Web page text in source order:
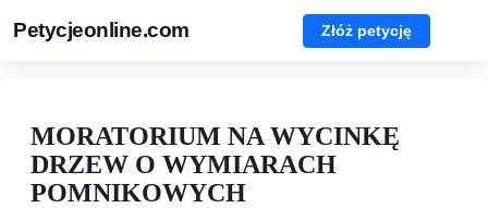
Petycjeonline.com Złóż petycję
MORATORIUM NA WYCINKĘ
DRZEW O WYMIARACH
POMNIKOWYCH